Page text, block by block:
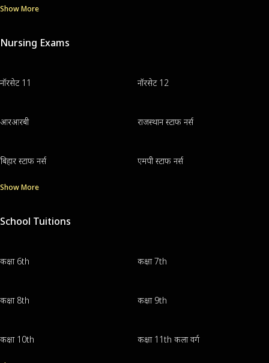
Show More
Nursing Exams
नॉरसेट 11 नॉरसेट 12
आरआरबी राजस्थान स्टाफ नर्स
बिहार स्टाफ नर्स एमपी स्टाफ नर्स
Show More
School Tuitions
कक्षा 6th कक्षा 7th
कक्षा 8th कक्षा 9th
कक्षा 10th कक्षा 11th कला वर्ग